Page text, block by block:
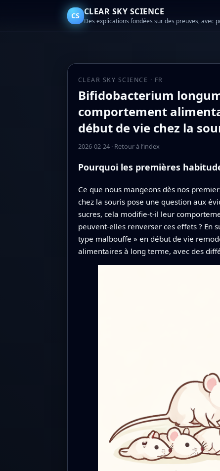
CS CLEAR SKY SCIENCE
Des explications fondées sur des preuves, avec
CLEAR SKY SCIENCE · FR
Bifidobacterium
comportement
début de vie chez la
2026-02-24· Retour à l’index
Pourquoi les premières
Ce que nous mangeons dès nos
chez la souris pose une question aux
sucres, cela modifie‑t‑il leur
peuvent‑elles renverser ces effets ? En
type malbouffe » en début de vie
alimentaires à long terme, avec des